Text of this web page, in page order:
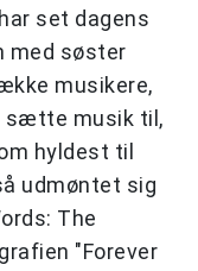
set dagens
med søster
musikere,
sætte musik til,
hyldest til
udmøntet sig
The
"Forever